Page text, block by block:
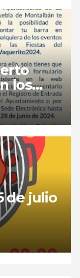
los
en
de la
de julio